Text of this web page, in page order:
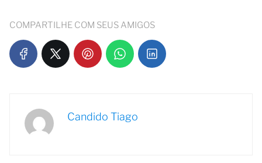
COMPARTILHE COM SEUS AMIGOS
Candido Tiago